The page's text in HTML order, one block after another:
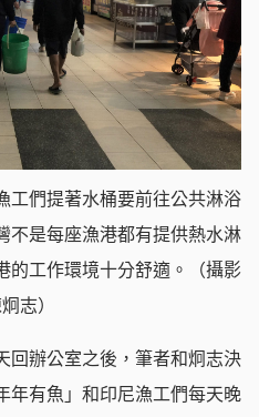
工們提著水桶要前往公共淋浴
不是每座漁港都有提供熱水淋
的工作環境十分舒適。（攝影
志）
回辦公室之後，筆者和炯志決
年有魚」和印尼漁工們每天晚